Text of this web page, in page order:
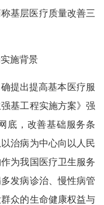
基层医疗质量改善三
施背景
提出提高基本医疗服
基工程实施方案》强
底，改善基础服务条
治病为中心向以人民
为我国医疗卫生服务
发病诊治、慢性病管
众的生命健康权益与